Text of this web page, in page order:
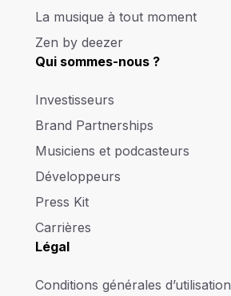
La musique à tout moment
Zen by deezer
Qui sommes-nous ?
Investisseurs
Brand Partnerships
Musiciens et podcasteurs
Développeurs
Press Kit
Carrières
Légal
Conditions générales d’utilisation